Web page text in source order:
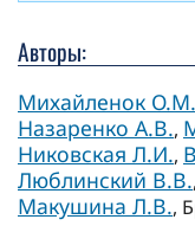
Авторы:
Михайленок О.М.
Назаренко А.В.,
Никовская Л.И.,
Люблинский В.В.,
Макушина Л.В.,